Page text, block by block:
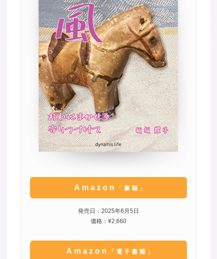
Amazon 「書籍」
発売日：2025年6月5日
価格：¥2,660
Amazon 「電子書籍」